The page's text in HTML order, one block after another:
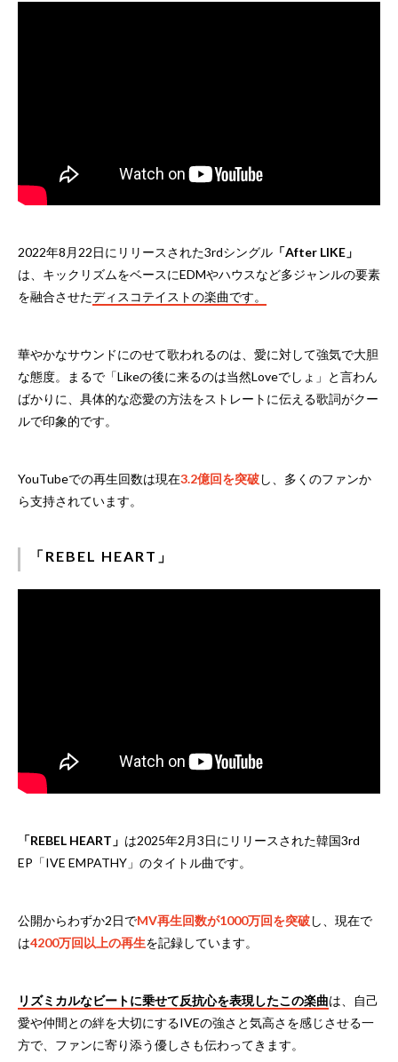
2022年8月22日にリリースされた3rdシングル 「After LIKE」
は、キックリズムをベースにEDMやハウスなど多ジャンルの要素
を融合させたディスコテイストの楽曲です。
華やかなサウンドにのせて歌われるのは、愛に対して強気で大胆
な態度。まるで「Likeの後に来るのは当然Loveでしょ」と言わん
ばかりに、具体的な恋愛の方法をストレートに伝える歌詞がクー
ルで印象的です。
YouTubeでの再生回数は現在3.2億回を突破し、多くのファンか
ら支持されています。
「REBEL HEART」
「REBEL HEART」 は2025年2月3日にリリースされた韓国3rd
EP「IVE EMPATHY」のタイトル曲です。
公開からわずか2日でMV再生回数が1000万回を突破し、現在で
は4200万回以上の再生を記録しています。
リズミカルなビートに乗せて反抗心を表現したこの楽曲は、自己
愛や仲間との絆を大切にするIVEの強さと気高さを感じさせる一
方で、ファンに寄り添う優しさも伝わってきます。